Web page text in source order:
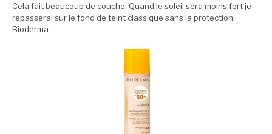
Cela fait beaucoup de couche. Quand le soleil sera moins fort je
repasserai sur le fond de teint classique sans la protection
Bioderma.